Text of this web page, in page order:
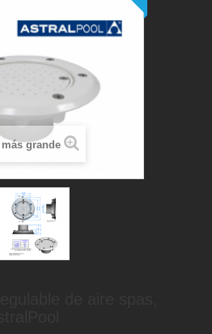
más grande